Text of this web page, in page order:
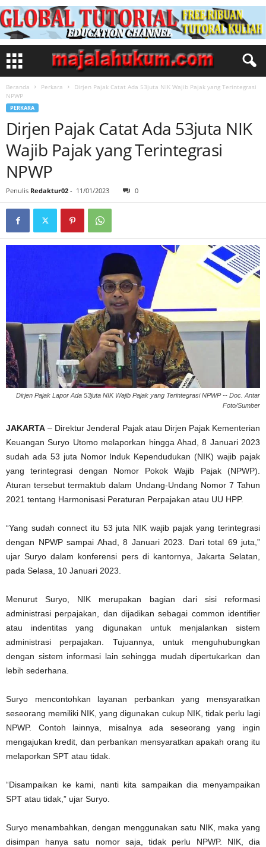
Beranda Perkara
Dirjen Pajak Catat Ada 53juta NIK Wajib Pajak yang Terintegrasi
NPWP
PERKARA
Dirjen Pajak Catat Ada 53juta NIK
Wajib Pajak yang Terintegrasi
NPWP
Penulis Redaktur02 - 11/01/2023 0
Dirjen Pajak Lapor Ada 53juta NIK Wajib Pajak yang Terintegrasi NPWP -- Doc. Antar
Foto/Sumber
JAKARTA – Direktur Jenderal Pajak atau Dirjen Pajak Kementerian
Keuangan Suryo Utomo melaporkan hingga Ahad, 8 Januari 2023
sudah ada 53 juta Nomor Induk Kependudukan (NIK) wajib pajak
yang terintegrasi dengan Nomor Pokok Wajib Pajak (NPWP).
Aturan tersebut termaktub dalam Undang-Undang Nomor 7 Tahun
2021 tentang Harmonisasi Peraturan Perpajakan atau UU HPP.
“Yang sudah connect itu 53 juta NIK wajib pajak yang terintegrasi
dengan NPWP sampai Ahad, 8 Januari 2023. Dari total 69 juta,”
ujar Suryo dalam konferensi pers di kantornya, Jakarta Selatan,
pada Selasa, 10 Januari 2023.
Menurut Suryo, NIK merupakan bagian dari sisi reformasi
administrasi perpajakan, dan dijadikan sebagai common identifier
atau indentitas yang digunakan untuk menjalankan sistem
administrasi perpajakan. Tujuannya, untuk menguhubungkan
dengan sistem informasi lain sehingga mudah dipertukarkan dan
lebih sederhana.
Suryo mencontohkan layanan perbankan yang mensyaratkan
seseorang memiliki NIK, yang digunakan cukup NIK, tidak perlu lagi
NPWP. Contoh lainnya, misalnya ada seseorang yang ingin
mengajukan kredit, dan perbankan mensyaratkan apakah orang itu
melaporkan SPT atau tidak.
“Disampaikan ke kami, nanti kita sampaikan dia menyampaikan
SPT atau tidak,” ujar Suryo.
Suryo menambahkan, dengan menggunakan satu NIK, maka yang
disimpan hanya satu nomor saja, tidak perlu NPWP. NIK, dia